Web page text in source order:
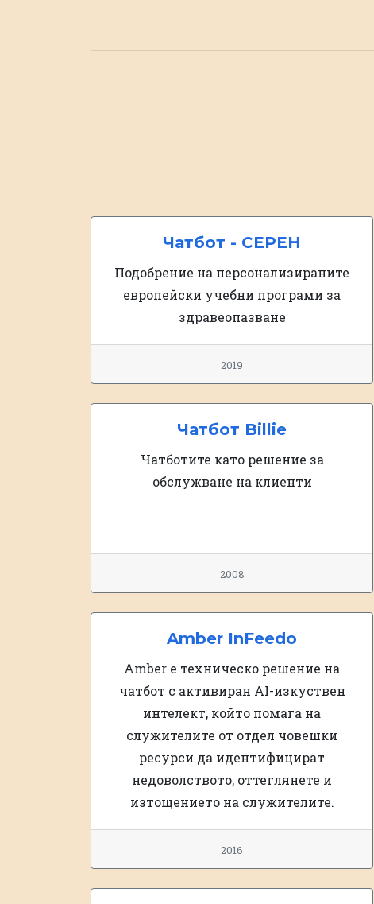
Чатбот - CEPEH
Подобрение на персонализираните
европейски учебни програми за
здравеопазване
2019
Чатбот Billie
Чатботите като решение за
обслужване на клиенти
2008
Amber InFeedo
Amber е техническо решение на
чатбот с активиран AI-изкуствен
интелект, който помага на
служителите от отдел човешки
ресурси да идентифицират
недоволството, оттеглянете и
изтощението на служителите.
2016